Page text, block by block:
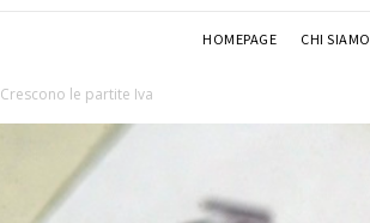
HOMEPAGE CHI SIAMO
Crescono le partite Iva